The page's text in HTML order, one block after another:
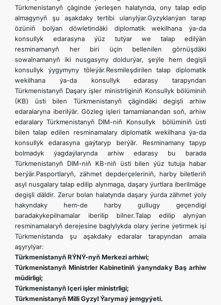
Türkmenistanyň çäginde ýerleşen halatynda, ony talap edip
almagynyň şu aşakdaky tertibi ulanylýar.Gyzyklanýan tarap
özüniň bolýan döwletindäki diplomatik wekilhana ýa-da
konsullyk edarasyna ýüz tutýar we talap edilýän
resminamanyň her biri üçin bellenilen görnüşdäki
sowalnamanyň iki nusgasyny doldurýar, şeýle hem degişli
konsullyk ýygymyny töleýär.Resmileşdirilen talap diplomatik
wekilhana ýa-da konsullyk edarasy tarapyndan
Türkmenistanyň Daşary işler ministrliginiň Konsullyk bölüminiň
(KB) üsti bilen Türkmenistanyň çägindäki degişli arhiw
edaralaryna iberilýär. Gözleg işleri tamamlanandan soň, arhiw
edaralary Türkmenistanyň DIM-niň Konsullyk bölüminiň üsti
bilen talap edilen resminamalary diplomatik wekilhana ýa-da
konsullyk edarasyna gaýtaryp berýär. Resminamany tapyp
bolmadyk ýagdaýlarynda arhiw edarasy bu barada
Türkmenistanyň DIM-niň KB-niň üsti bilen ýüz tutuja habar
berýär.Pasportlaryň, zähmet depderçeleriniň, harby biletleriň
asyl nusgalary talap edilip alynmaga, daşary ýurtlara iberilmäge
degişli däldir. Zerur bolan halatynda daşary ýurda zähmet ýoly
hakyndaky hem-de harby gullugy geçendigi
baradakykepilnamalar iberilip bilner.Talap edilip alynýan
resminamalaryň derejesine baglylykda olary ýerine ýetirmek işi
Türkmenistanda şu aşakdaky edaralar tarapyndan amala
aşyrylýar:
Türkmenistanyň RÝNÝ-nyň Merkezi arhiwi;
Türkmenistanyň Ministrler Kabinetiniň ýanyndaky Baş arhiw
müdirligi;
Türkmenistanyň Içeri işler ministrligi;
Türkmenistanyň Milli Gyzyl Ýarymaý jemgyýeti.